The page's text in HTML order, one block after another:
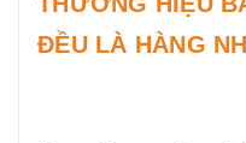
ĐỀU LÀ HÀNG